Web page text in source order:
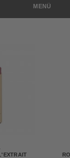
MENÜ